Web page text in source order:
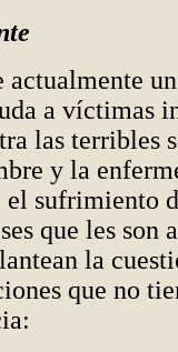
a víctimas
las terribles
y la
el sufrimiento
que les son
la
que no